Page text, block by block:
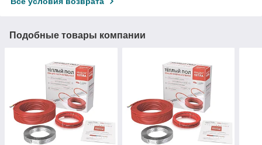
Подобные товары компании